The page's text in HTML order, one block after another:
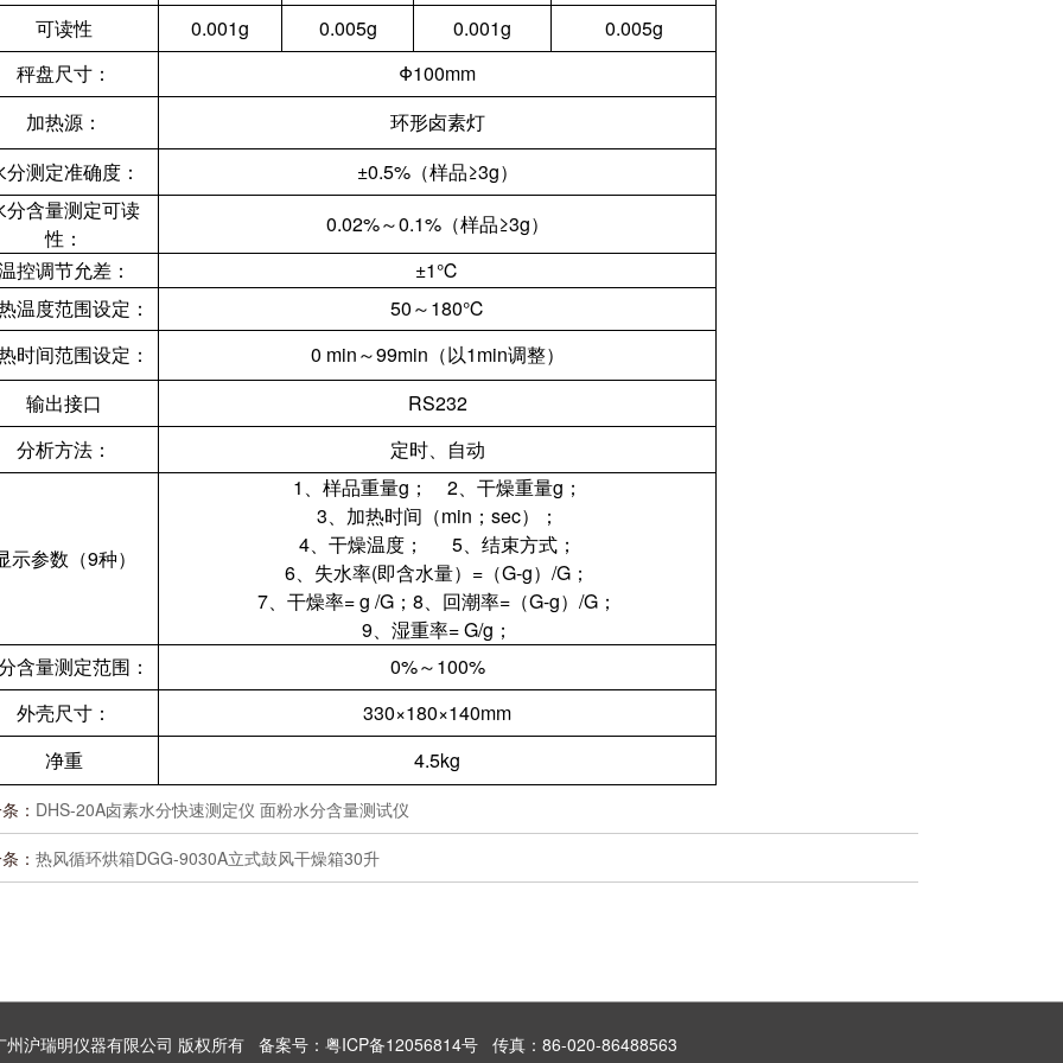
可读性 0.001g 0.005g 0.001g
0.005g
秤盘尺寸：
Φ100mm
加热源：
环形卤素灯
分测定准确度：
±0.5%（样品≥3g）
分含量测定可读
性：
0.02%～0.1%（样品≥3g）
控调节允差：
±1℃
温度范围设定：
50～180℃
时间范围设定：
0 min～99min（以1min调整）
输出接口
RS232
分析方法：
定时、自动
示参数（9种）
1、样品重量g； 2、干燥重量g；
3、加热时间（min；sec）；
4、干燥温度； 5、结束方式；
6、失水率(即含水量）=（G-g）/G；
7、干燥率= g /G；8、回潮率=（G-g）/G；
9、湿重率= G/g；
含量测定范围：
0%～100%
外壳尺寸：
330×180×140mm
净重
4.5kg
： DHS-20A卤素水分快速测定仪 面粉水分含量测试仪
： 热风循环烘箱DGG-9030A立式鼓风干燥箱30升
沪瑞明仪器有限公司 版权所有 备案号：粤ICP备12056814号 传真：86-020-86488563